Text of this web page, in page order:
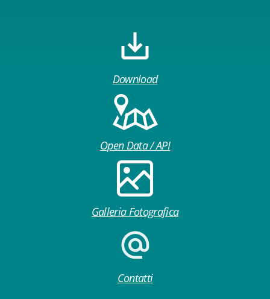
Download
Open Data / API
Galleria Fotografica
Contatti